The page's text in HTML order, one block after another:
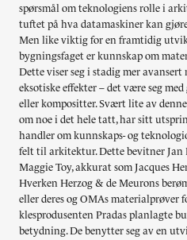
spørsmål om teknologiens rolle i
tuftet på hva datamaskiner kan
Men like viktig for en framtidig
bygningsfaget er kunnskap om
Dette viser seg i stadig mer
eksotiske effekter – det være seg
eller kompositter. Svært lite av
om noe i det hele tatt, har sitt
handler om kunnskaps- og
felt til arkitektur. Dette bevitner
Maggie Toy, akkurat som Jacques
Hverken Herzog & de Meurons
eller deres og OMAs materialprøver
klesprodusenten Pradas planlagte
betydning. De benytter seg av en